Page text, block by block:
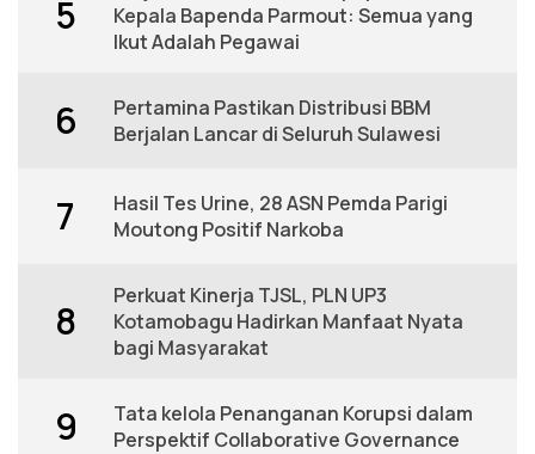
5
Kepala Bapenda Parmout: Semua yang
Ikut Adalah Pegawai
6
Pertamina Pastikan Distribusi BBM
Berjalan Lancar di Seluruh Sulawesi
7
Hasil Tes Urine, 28 ASN Pemda Parigi
Moutong Positif Narkoba
8
Perkuat Kinerja TJSL, PLN UP3
Kotamobagu Hadirkan Manfaat Nyata
bagi Masyarakat
9
Tata kelola Penanganan Korupsi dalam
Perspektif Collaborative Governance